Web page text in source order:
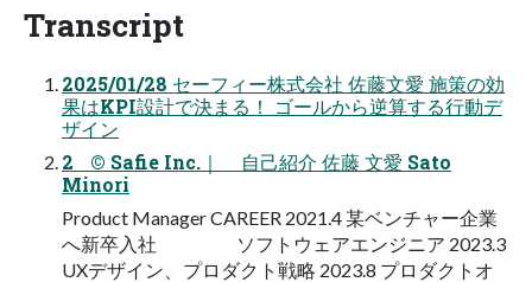
Transcript
2025/01/28 セーフィー株式会社 佐藤文愛 施策の効
果はKPI設計で決まる！ ゴールから逆算する行動デ
ザイン
2 © Safie Inc.｜ 自己紹介 佐藤 文愛 Sato
Minori
Product Manager CAREER 2021.4 某ベンチャー企業
へ新卒入社 ソフトウェアエンジニア 2023.3
UXデザイン、プロダクト戦略 2023.8 プロダクトオ